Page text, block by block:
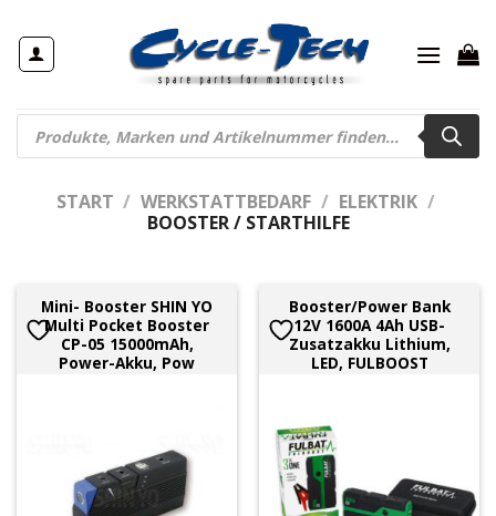
Inhalt
springen
Products
search
START / WERKSTATTBEDARF / ELEKTRIK /
BOOSTER / STARTHILFE
Mini- Booster SHIN YO
Multi Pocket Booster
CP-05 15000mAh,
Power-Akku, Pow
Booster/Power Bank
12V 1600A 4Ah USB-
Zusatzakku Lithium,
LED, FULBOOST